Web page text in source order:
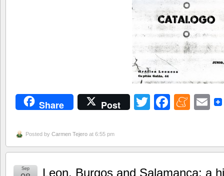
Share Post Twitter
Posted by Carmen Tejero at 6:55 pm
Leon, Burgos and Salamanca; a
Sep